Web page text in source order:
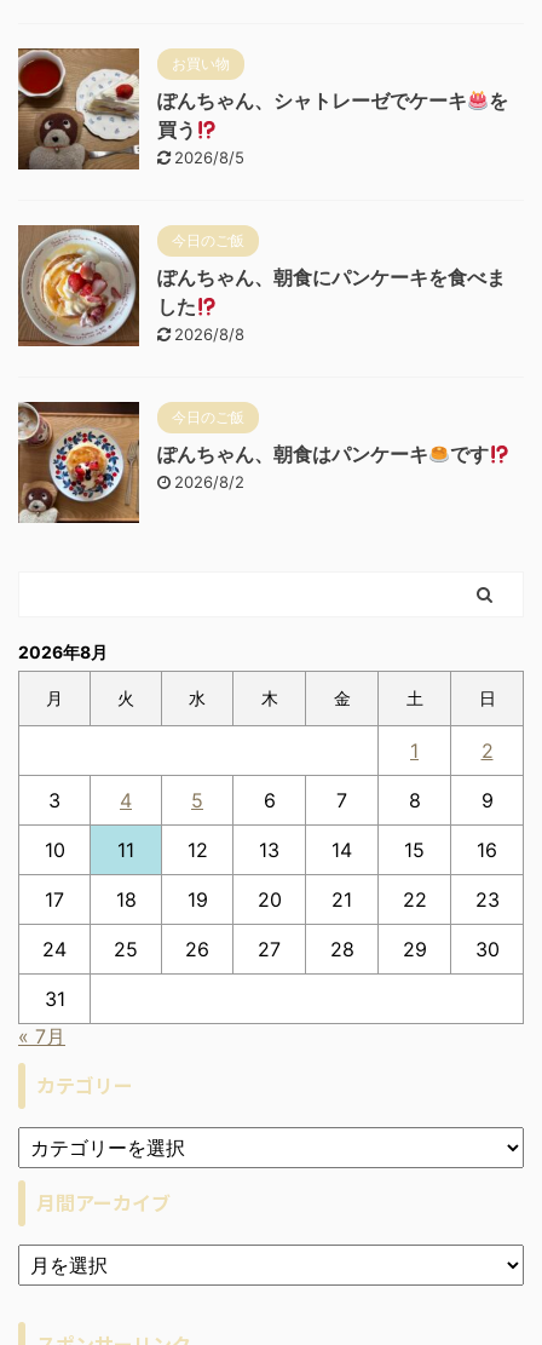
お買い物
ぽんちゃん、シャトレーゼでケーキ
を
買う
2026/8/5
今日のご飯
ぽんちゃん、朝食にパンケーキを食べま
した
2026/8/8
今日のご飯
ぽんちゃん、朝食はパンケーキ です
2026/8/2
2026年8月
月 火 水 木 金 土 日
1 2
3 4 5 6 7 8 9
10 11 12 13 14 15 16
17 18 19 20 21 22 23
24 25 26 27 28 29 30
31
« 7月
カテゴリー
月間アーカイブ
ア
ー